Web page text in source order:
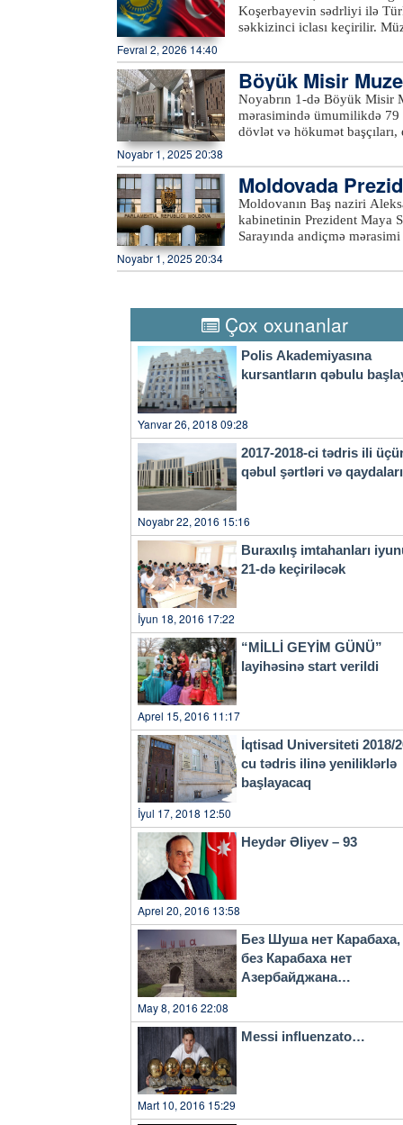
Koşerbayevin sədrliyi ilə
səkkizinci iclası keçirilir.
əməkdaşlığın
çoxtərəfli platformalarda,
əməkdaşlığın
Orta Dəhliz boyunca
ticarət dövriyyəsini ildə 15
nazirlərinin ikitərəfli görüşü
Fevral 2, 2026 14:40
Böyük Misir
ək
Noyabrın 1-də Böyük Misir
mərasimində ümumilikdə
dövlət və hökumət
vəziyyətinə gətirilib. Açılış
yanaşı yolboyu dalğalanır.
Böyük Misir Muzeyinin
kvadrat metrə yaxındır.
eksponat saxlanılır.
şəkildə nümayiş olunur.
Noyabr 1, 2025 20:38
Moldovada
Moldovanın Baş naziri
kabinetinin Prezident Maya
Sarayında andiçmə
vəzifələrini qoruyanlar daxil
çıxış edərək ölkənin
Noyabr 1, 2025 20:34
Çox oxunanlar
Polis Akademiyasına
kursantların qəbulu
Yanvar 26, 2018 09:28
2017-2018-ci tədris ili
qəbul şərtləri və
Noyabr 22, 2016 15:16
Buraxılış imtahanları
21-də keçiriləcək
İyun 18, 2016 17:22
“MİLLİ GEYİM GÜNÜ”
layihəsinə start verildi
Aprel 15, 2016 11:17
İqtisad Universiteti 2018/
cu tədris ilinə yeniliklərlə
başlayacaq
İyul 17, 2018 12:50
Heydər Əliyev – 93
Aprel 20, 2016 13:58
Без Шуша нет Карабаха,
без Карабаха нет
Азербайджана…
May 8, 2016 22:08
Messi influenzato…
Mart 10, 2016 15:29